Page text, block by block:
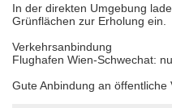
In der direkten Umgebung
Grünflächen zur Erholung ein.
Verkehrsanbindung
Flughafen Wien-Schwechat:
Gute Anbindung an öffentliche